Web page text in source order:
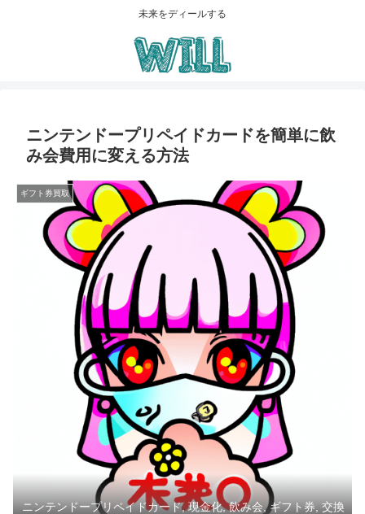
未来をディールする
ニンテンドープリペイドカードを簡単に飲
み会費用に変える方法
ギフト券買取
ニンテンドープリペイドカード, 現金化, 飲み会, ギフト券, 交換